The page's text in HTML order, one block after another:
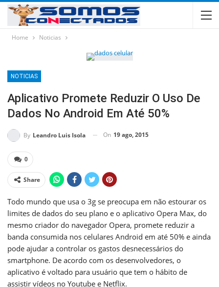
Home Noticias
NOTICIAS
Aplicativo Promete Reduzir O Uso De
Dados No Android Em Até 50%
By Leandro Luis Isola On 19 ago, 2015
0
Share
Todo mundo que usa o 3g se preocupa em não estourar os
limites de dados do seu plano e o aplicativo Opera Max, do
mesmo criador do navegador Opera, promete reduzir a
banda consumida nos celulares Android em até 50% e ainda
pode ajudar a controlar os gastos desnecessários do
smartphone. De acordo com os desenvolvedores, o
aplicativo é voltado para usuário que tem o hábito de
assistir vídeos no Youtube e Netflix.